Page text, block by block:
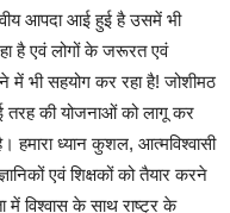
आपदा आई हुई है उसमें भी
है एवं लोगों के जरूरत एवं
भी सहयोग कर रहा है! जोशीमठ
तरह की योजनाओं को लागू कर
हमारा ध्यान कुशल, आत्मविश्वासी
एवं शिक्षकों को तैयार करने
में विश्वास के साथ राष्ट्र के